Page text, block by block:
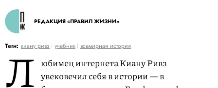
РЕДАКЦИЯ «ПРАВИЛ ЖИЗНИ»
Теги: киану ривз учебник всемирная история
Л юбимец интернета Киану Ривз
увековечил себя в истории — в